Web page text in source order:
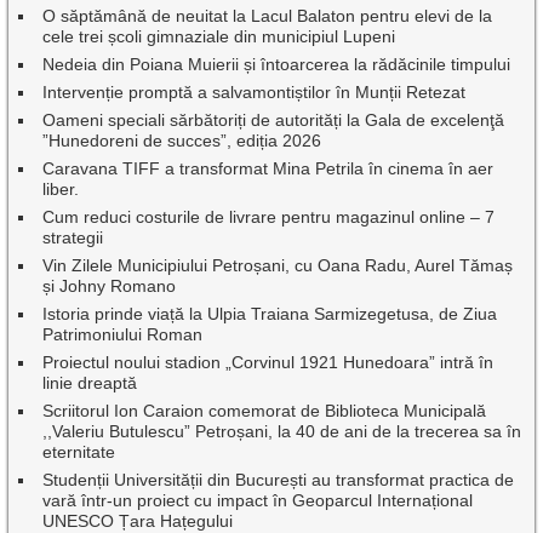
O săptămână de neuitat la Lacul Balaton pentru elevi de la
cele trei școli gimnaziale din municipiul Lupeni
Nedeia din Poiana Muierii și întoarcerea la rădăcinile timpului
Intervenție promptă a salvamontiștilor în Munții Retezat
Oameni speciali sărbătoriți de autorități la Gala de excelenţă
”Hunedoreni de succes”, ediția 2026
Caravana TIFF a transformat Mina Petrila în cinema în aer
liber.
Cum reduci costurile de livrare pentru magazinul online – 7
strategii
Vin Zilele Municipiului Petroșani, cu Oana Radu, Aurel Tămaș
și Johny Romano
Istoria prinde viață la Ulpia Traiana Sarmizegetusa, de Ziua
Patrimoniului Roman
Proiectul noului stadion „Corvinul 1921 Hunedoara” intră în
linie dreaptă
Scriitorul Ion Caraion comemorat de Biblioteca Municipală
,,Valeriu Butulescu” Petroșani, la 40 de ani de la trecerea sa în
eternitate
Studenții Universității din București au transformat practica de
vară într-un proiect cu impact în Geoparcul Internațional
UNESCO Țara Hațegului